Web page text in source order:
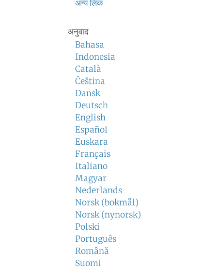
अन्य लिंक
अनुवाद
Bahasa
Indonesia
Català
Čeština
Dansk
Deutsch
English
Español
Euskara
Français
Italiano
Magyar
Nederlands
Norsk (bokmål)
Norsk (nynorsk)
Polski
Português
Română
Suomi